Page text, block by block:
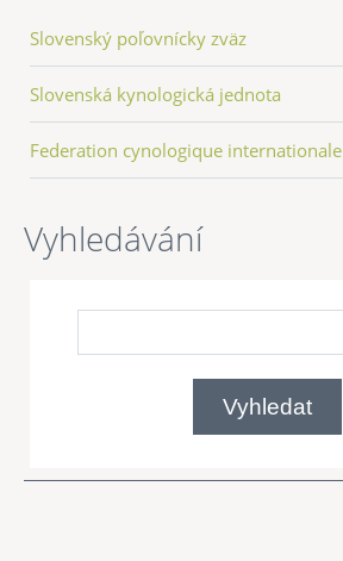
Slovenský poľovnícky zväz
Slovenská kynologická jednota
Federation cynologique internationale
Vyhledávání